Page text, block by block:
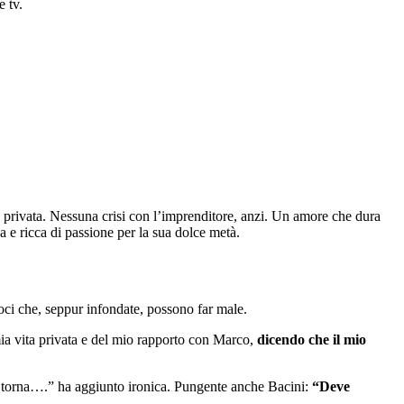
tv.
Nessuna crisi con l’imprenditore, anzi. Un amore che dura
ricca di passione per la sua dolce metà.
che, seppur infondate, possono far male.
vita privata e del mio rapporto con Marco, dicendo che il mio
ha aggiunto ironica. Pungente anche Bacini: “Deve